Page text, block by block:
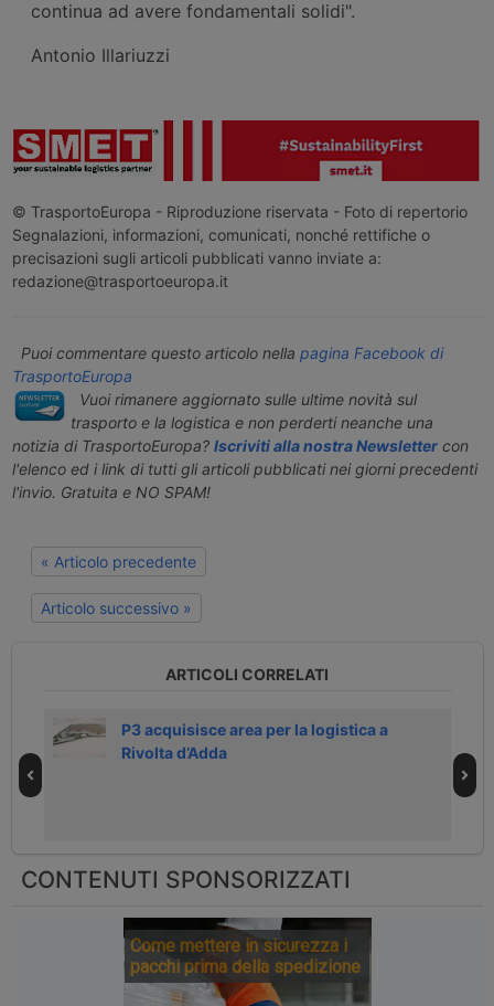
continua ad avere fondamentali solidi".
Antonio Illariuzzi
© TrasportoEuropa - Riproduzione riservata - Foto di repertorio
Segnalazioni, informazioni, comunicati, nonché rettifiche o
precisazioni sugli articoli pubblicati vanno inviate a:
redazione@trasportoeuropa.it
Puoi commentare questo articolo nella pagina Facebook di
TrasportoEuropa
Vuoi rimanere aggiornato sulle ultime novità sul
trasporto e la logistica e non perderti neanche una
notizia di TrasportoEuropa? Iscriviti alla nostra Newslettercon
l'elenco ed i link di tutti gli articoli pubblicati nei giorni precedenti
l'invio. Gratuita e NO SPAM!
« Articolo precedente
Articolo successivo »
ARTICOLI CORRELATI
P3 acquisisce area per la logistica a
Rivolta d’Adda
CONTENUTI SPONSORIZZATI
Come mettere in sicurezza i
pacchi prima della spedizione